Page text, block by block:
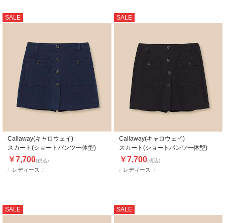
SALE
レディース
Callaway(キャロウェイ)
スカート(ショートパンツ一体型)
￥7,700(税込)
SALE
レディース
Callaway(キャロウェイ)
スカート(ショートパンツ一体型)
￥7,700(税込)
SALE SALE